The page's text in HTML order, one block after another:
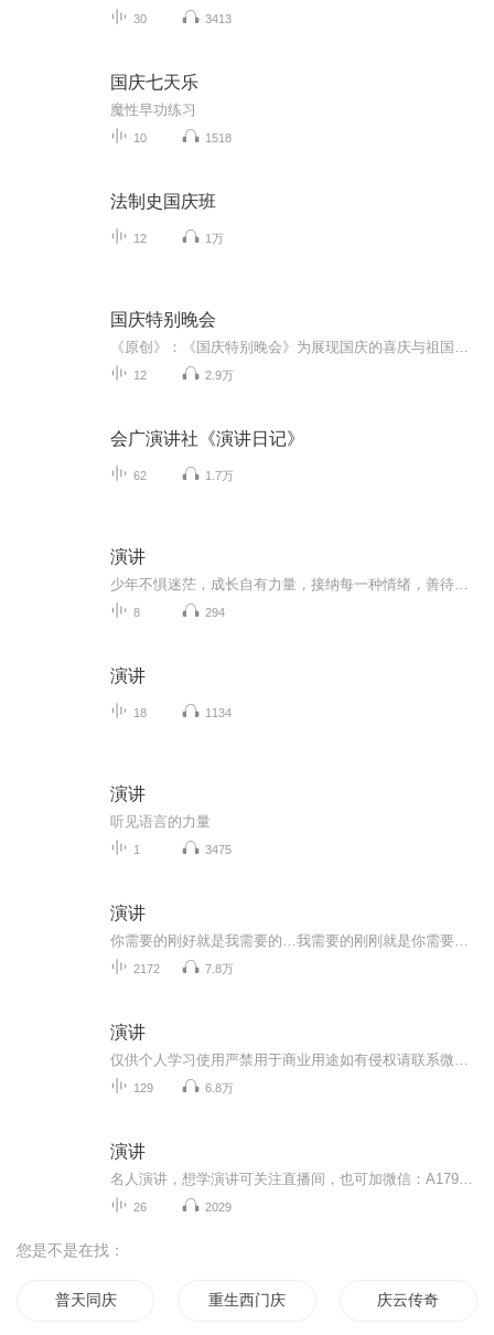
30 3413
国庆七天乐
魔性早功练习
10 1518
法制史国庆班
12 1万
国庆特别晚会
12 2.9万
会广演讲社《演讲日记》
62 1.7万
演讲
8 294
演讲
18 1134
演讲
听见语言的力量
1 3475
演讲
2172 7.8万
演讲
129 6.8万
演讲
26 2029
您是不是在找：
普天同庆 重生西门庆 庆云传奇